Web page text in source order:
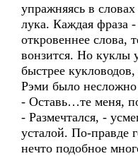
упражняясь в
лука. Каждая фраза
откровеннее слова,
вонзится. Но куклы
быстрее
Рэми было несложно
- Оставь…те меня,
- Размечтался, -
усталой. По-правде
нечто подобное